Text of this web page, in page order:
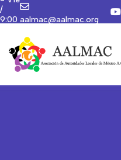
/
9:00
hrs
aalmac@aalmac.org